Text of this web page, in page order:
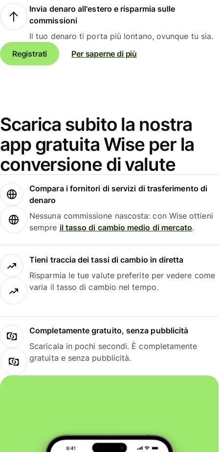
Invia denaro all'estero e risparmia sulle
commissioni
Il tuo denaro ti porta più lontano, ovunque tu sia.
Registrati
Per saperne di più
Scarica subito la nostra
app gratuita Wise per la
conversione di valute
Compara i fornitori di servizi di trasferimento di
denaro
Nessuna commissione nascosta: con Wise ottieni
sempre il tasso di cambio medio di mercato.
Tieni traccia dei tassi di cambio in diretta
Risparmia le tue valute preferite per vedere come
varia il tasso di cambio nel tempo.
Completamente gratuito, senza pubblicità
Scaricala in pochi secondi. È completamente
gratuita e senza pubblicità.